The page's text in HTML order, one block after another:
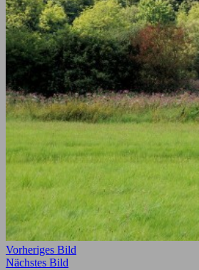
Vorheriges Bild
Nächstes Bild